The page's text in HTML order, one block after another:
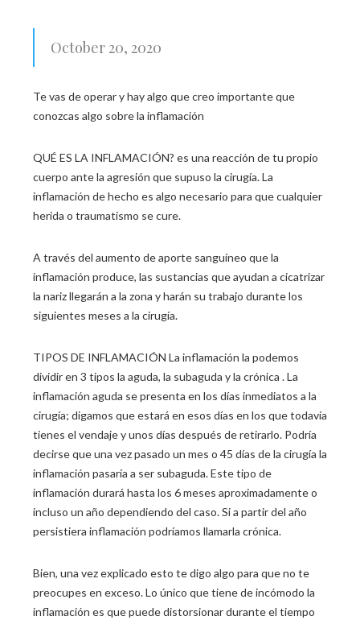
October 20, 2020
Te vas de operar y hay algo que creo importante que
conozcas algo sobre la inflamación
QUÉ ES LA INFLAMACIÓN? es una reacción de tu propio
cuerpo ante la agresión que supuso la cirugía. La
inflamación de hecho es algo necesario para que cualquier
herida o traumatismo se cure.
A través del aumento de aporte sanguíneo que la
inflamación produce, las sustancias que ayudan a cicatrizar
la nariz llegarán a la zona y harán su trabajo durante los
siguientes meses a la cirugía.
TIPOS DE INFLAMACIÓN La inflamación la podemos
dividir en 3 tipos la aguda, la subaguda y la crónica . La
inflamación aguda se presenta en los días inmediatos a la
cirugía; digamos que estará en esos días en los que todavía
tienes el vendaje y unos días después de retirarlo. Podría
decirse que una vez pasado un mes o 45 días de la cirugía la
inflamación pasaría a ser subaguda. Este tipo de
inflamación durará hasta los 6 meses aproximadamente o
incluso un año dependiendo del caso. Si a partir del año
persistiera inflamación podríamos llamarla crónica.
Bien, una vez explicado esto te digo algo para que no te
preocupes en exceso. Lo único que tiene de incómodo la
inflamación es que puede distorsionar durante el tiempo